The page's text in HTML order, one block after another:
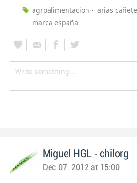
agroalimentacion
arias cañete
marca españa
Miguel HGL - chilorg
Dec 07, 2012 at 15:00